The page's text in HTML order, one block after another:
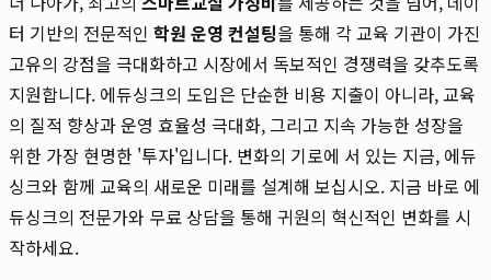
터 기반의 전문적인 학원 운영 컨설팅을 통해 각 교육 기관이 가진
고유의 강점을 극대화하고 시장에서 독보적인 경쟁력을 갖추도록
지원합니다. 에듀싱크의 도입은 단순한 비용 지출이 아니라, 교육
의 질적 향상과 운영 효율성 극대화, 그리고 지속 가능한 성장을
위한 가장 현명한 '투자'입니다. 변화의 기로에 서 있는 지금, 에듀
싱크와 함께 교육의 새로운 미래를 설계해 보십시오. 지금 바로 에
듀싱크의 전문가와 무료 상담을 통해 귀원의 혁신적인 변화를 시
작하세요.